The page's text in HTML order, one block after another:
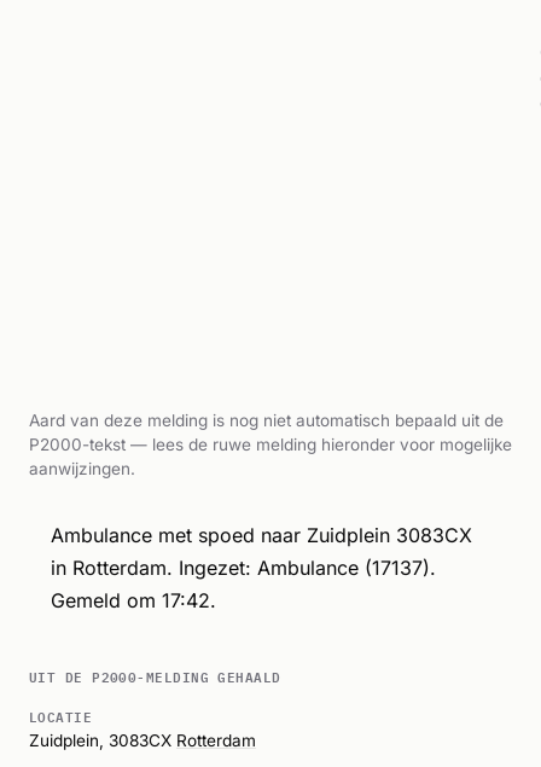
Aard van deze melding is nog niet automatisch bepaald uit de
P2000-tekst — lees de ruwe melding hieronder voor mogelijke
aanwijzingen.
Ambulance met spoed naar Zuidplein 3083CX
in Rotterdam. Ingezet: Ambulance (17137).
Gemeld om 17:42.
UIT DE P2000-MELDING GEHAALD
LOCATIE
Zuidplein, 3083CX Rotterdam